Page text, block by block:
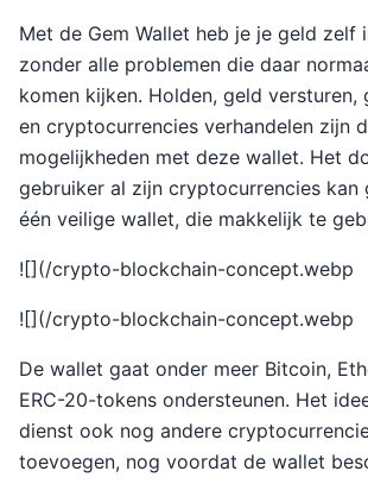
Met de Gem Wallet heb je je geld zelf
zonder alle problemen die daar
komen kijken. Holden, geld versturen,
en cryptocurrencies verhandelen zijn
mogelijkheden met deze wallet. Het
gebruiker al zijn cryptocurrencies kan
één veilige wallet, die makkelijk te
![](/crypto-blockchain-concept.webp
![](/crypto-blockchain-concept.webp
De wallet gaat onder meer Bitcoin,
ERC-20-tokens ondersteunen. Het
dienst ook nog andere
toevoegen, nog voordat de wallet